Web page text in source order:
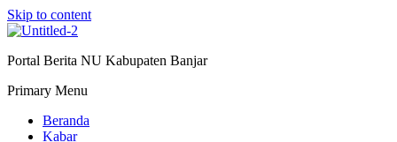
Skip to content
Portal Berita NU Kabupaten Banjar
Primary Menu
Beranda
Kabar